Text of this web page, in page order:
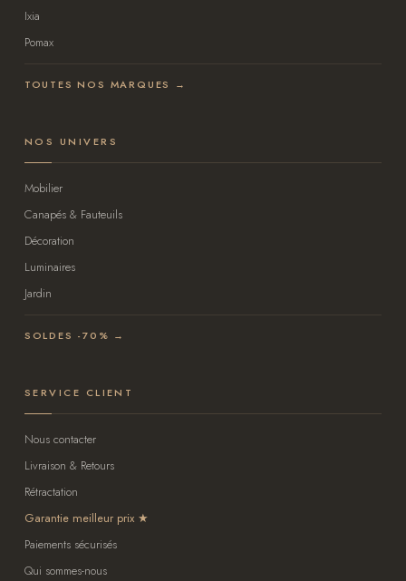
Ixia
Pomax
TOUTES NOS MARQUES →
NOS UNIVERS
Mobilier
Canapés & Fauteuils
Décoration
Luminaires
Jardin
SOLDES -70% →
SERVICE CLIENT
Nous contacter
Livraison & Retours
Rétractation
Garantie meilleur prix
Paiements sécurisés
Qui sommes-nous